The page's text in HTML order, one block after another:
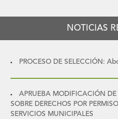
NOTICIAS
PROCESO DE SELECCIÓN:
APRUEBA MODIFICACIÓN
SOBRE DERECHOS POR
SERVICIOS MUNICIPALES